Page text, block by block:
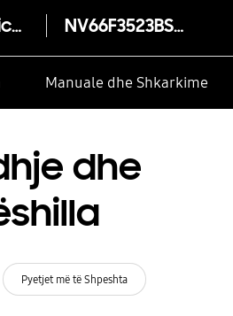
Električna pećnica sa automatskim menijem, 66 L NV66F3523BS/OL
Manuale dhe Shkarkime
dhe
Pyetjet më të Shpeshta